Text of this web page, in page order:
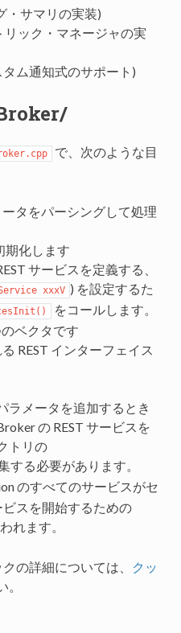
・サマリの実装)
ック・マネージャの実
ム通知式のサポート)
で、次のような目
タをパーシングして処理
期化します
サービスを定義する、
xxxV ) を設定するた
をコールします。
ベクタです
REST インターフェイス
ラメータを追加するとき
の REST サービスを
トリの
する必要があります。
のすべてのサービスがセ
ビスを開始するための
れます。
の詳細については、
クッ